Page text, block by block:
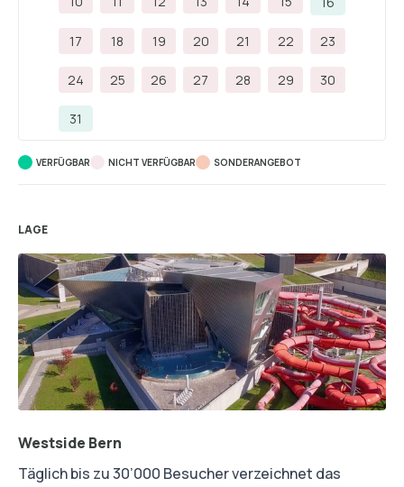
17 18 19 20 21 22 23
24 25 26 27 28 29 30
31
VERFÜGBAR NICHT VERFÜGBAR SONDERANGEBOT
LAGE
Westside Bern
Täglich bis zu 30’000 Besucher verzeichnet das